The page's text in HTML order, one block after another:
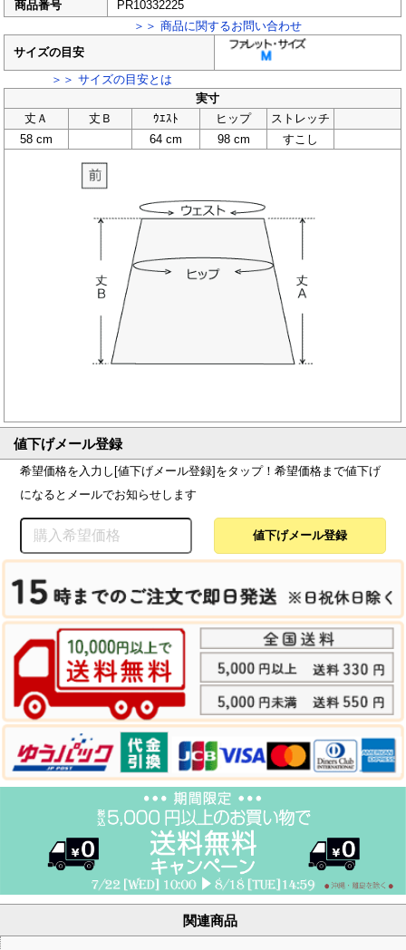
商品番号
PR10332225
＞＞ 商品に関するお問い合わせ
サイズの目安
＞＞ サイズの目安とは
実寸
丈Ａ
丈Ｂ ｳｴｽﾄ ヒップ
ストレッチ
58 cm
64 cm 98 cm すこし
値下げメール登録
希望価格を入力し[値下げメール登録]をタップ！希望価格まで値下げ
になるとメールでお知らせします
関連商品